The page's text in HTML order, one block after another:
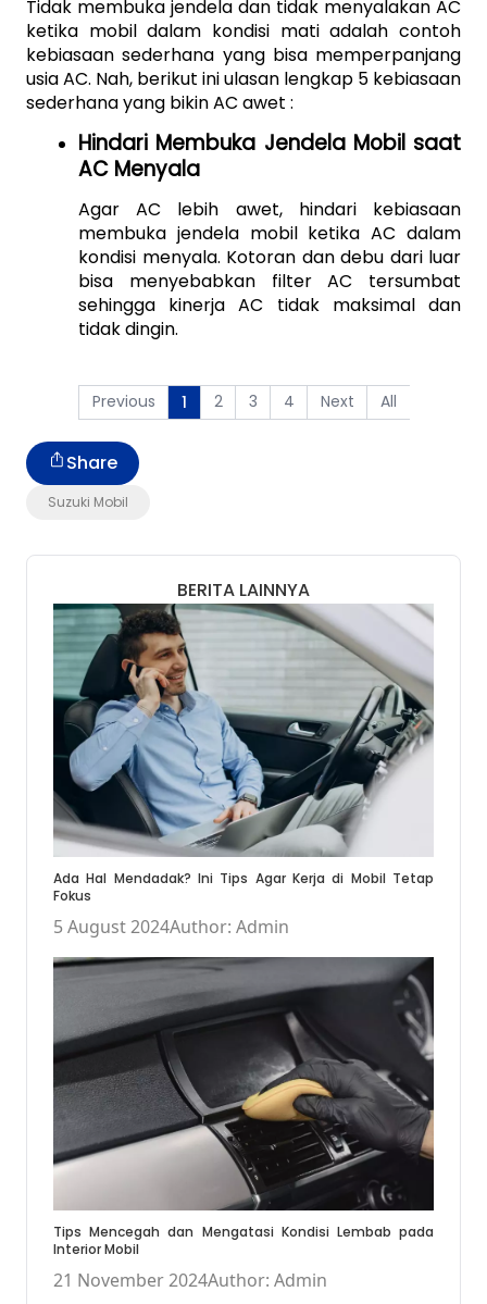
Tidak membuka jendela dan tidak menyalakan AC
ketika mobil dalam kondisi mati adalah contoh
kebiasaan sederhana yang bisa memperpanjang
usia AC. Nah, berikut ini ulasan lengkap 5 kebiasaan
sederhana yang bikin AC awet :
Hindari Membuka Jendela Mobil saat
AC Menyala
Agar AC lebih awet, hindari kebiasaan
membuka jendela mobil ketika AC dalam
kondisi menyala. Kotoran dan debu dari luar
bisa menyebabkan filter AC tersumbat
sehingga kinerja AC tidak maksimal dan
tidak dingin.
Previous 1 2 3 4 Next All
Suzuki Mobil
Share
BERITA LAINNYA
Ada Hal Mendadak? Ini Tips Agar Kerja di Mobil Tetap
Fokus
5 August 2024Author: Admin
Tips Mencegah dan Mengatasi Kondisi Lembab pada
Interior Mobil
21 November 2024Author: Admin